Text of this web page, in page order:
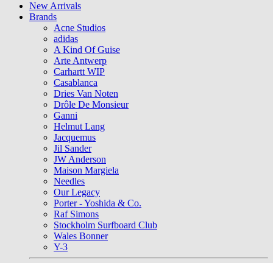
New Arrivals
Brands
Acne Studios
adidas
A Kind Of Guise
Arte Antwerp
Carhartt WIP
Casablanca
Dries Van Noten
Drôle De Monsieur
Ganni
Helmut Lang
Jacquemus
Jil Sander
JW Anderson
Maison Margiela
Needles
Our Legacy
Porter - Yoshida & Co.
Raf Simons
Stockholm Surfboard Club
Wales Bonner
Y-3